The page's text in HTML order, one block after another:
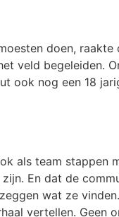
doen, raakte
veld begeleiden.
ook nog een 18
als team stappen
En dat de
wat ze
vertellen. Geen